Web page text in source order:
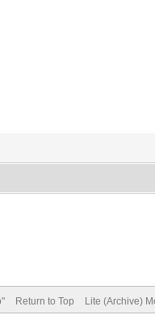
Return to Top Lite (Archive)